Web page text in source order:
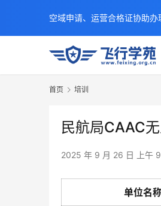
首页 培训
民航局CAAC
2025 年 9 月 26 日 上午
单位名
空域申请、运营合格证协助